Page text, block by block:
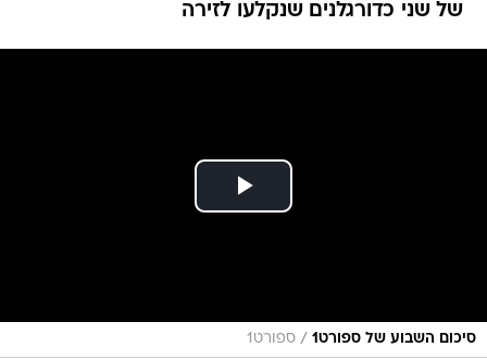
של שני כדורגלנים שנקלעו לזירה
סיכום השבוע של ספורט1 / ספורט1